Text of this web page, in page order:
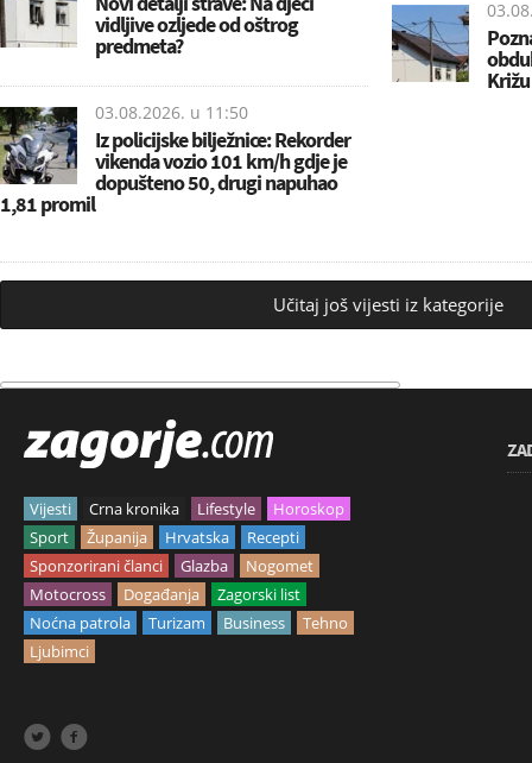
vidljive ozljede od oštrog
predmeta?
03.08.2026. u 11:50
Iz policijske bilježnice: Rekorder
vikenda vozio 101 km/h gdje je
dopušteno 50, drugi napuhao
1,81 promil
Učitaj još vijesti iz kategorije
Vijesti Crna kronika Lifestyle
Horoskop
Sport
Županija Hrvatska
Recepti
Sponzorirani članci
Glazba
Nogomet
Motocross
Događanja
Zagorski list
Noćna patrola
Turizam Business
Tehno
Ljubimci
 